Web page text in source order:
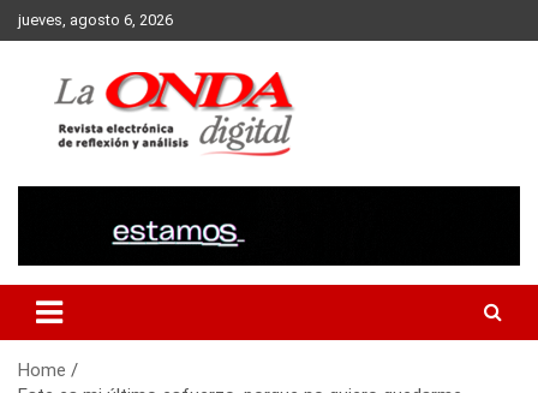
Skip
to
jueves, agosto 6, 2026
Home